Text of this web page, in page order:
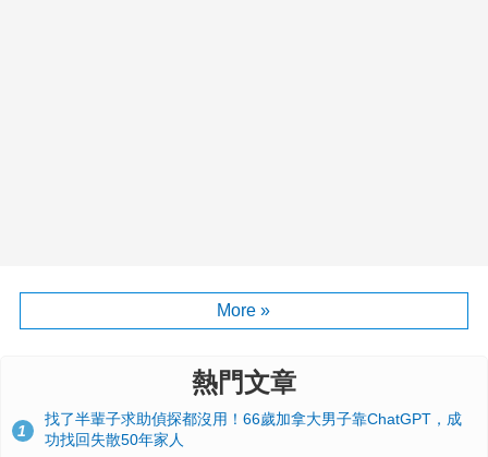
More »
熱門文章
1
找了半輩子求助偵探都沒用！66歲加拿大男子靠ChatGPT，成
功找回失散50年家人